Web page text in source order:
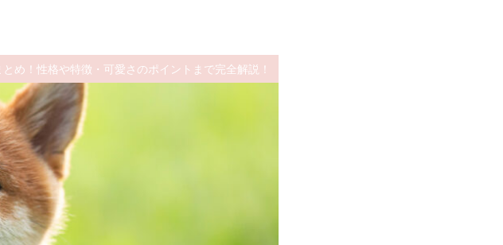
め！性格や特徴・可愛さのポイントまで完全解説！